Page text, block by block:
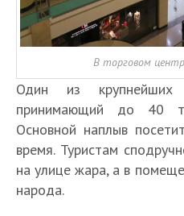
В торговом
Один из
принимающий до 40
Основной наплыв
время. Туристам
на улице жара, а в
народа.